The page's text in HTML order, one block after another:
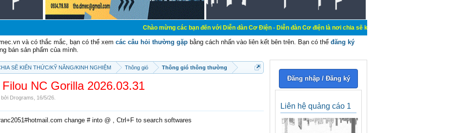
Chào mừng các bạn đến với Diễn đàn Cơ Điện - Diễn đàn Cơ điện là nơi chia sẽ kiến thức kinh nghiệm trong lãnh vực cơ
và có thắc mắc, bạn có thể xem các câu hỏi thường gặp bằng cách nhấn vào liên kết bên trên. Bạn có thể đăng ký
bán sản phẩm của mình.
SẼ KIẾN THỨC/KỸ NĂNG/KINH NGHIỆM Thông gió Thông gió thông thường
Filou NC Gorilla 2026.03.31
bởi Drograms 16/5/26
change # into @ , Ctrl+F to search softwares
Đăng nhập / Đăng ký
Liên hệ quảng cáo 1